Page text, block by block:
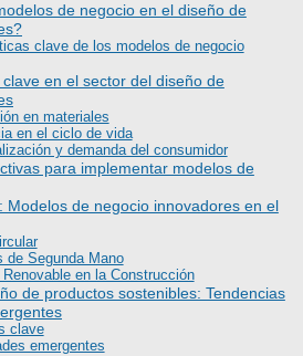
de negocio en el diseño de
clave de los modelos de negocio
en el sector del diseño de
en materiales
en el ciclo de vida
y demanda del consumidor
para implementar modelos de
Modelos de negocio innovadores en el
de Segunda Mano
en la Construcción
de productos sostenibles: Tendencias
clave
emergentes